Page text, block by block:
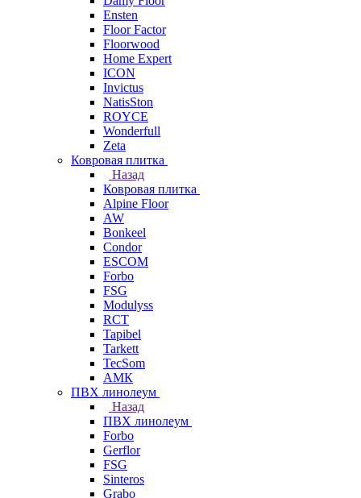
Ensten
Floor Factor
Floorwood
Home Expert
ICON
Invictus
NatisSton
ROYCE
Wonderfull
Zeta
Ковровая плитка
Назад
Ковровая плитка
Alpine Floor
AW
Bonkeel
Condor
ESCOM
Forbo
FSG
Modulyss
RCT
Tapibel
Tarkett
TecSom
АМК
ПВХ линолеум
Назад
ПВХ линолеум
Forbo
Gerflor
FSG
Sinteros
Grabo